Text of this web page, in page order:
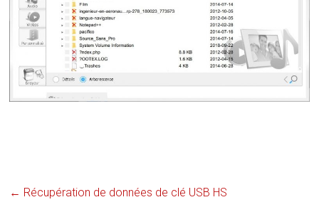
← Récupération de données de clé USB HS